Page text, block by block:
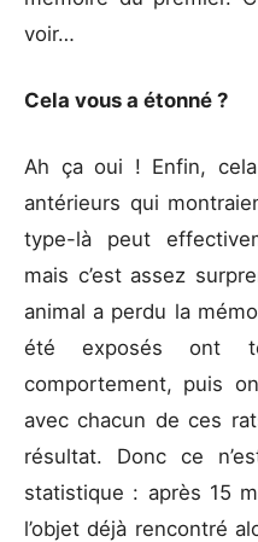
voir…
Cela vous a étonné ?
Ah ça oui ! Enfin,
antérieurs qui
type-là peut
mais c’est assez
animal a perdu la
été exposés ont
comportement, puis
avec chacun de ces
résultat. Donc ce
statistique : après 15
l’objet déjà rencontré